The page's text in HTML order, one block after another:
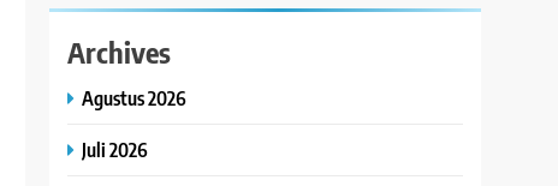
Archives
Agustus 2026
Juli 2026